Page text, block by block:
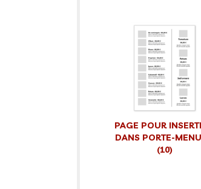
PAGE POUR
DANS PORTE-
(10)